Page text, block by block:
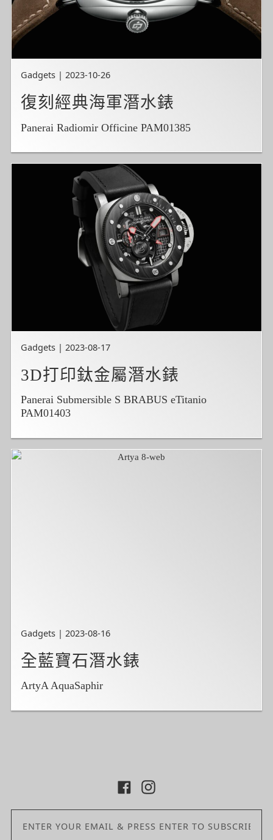
Gadgets | 2023-10-26
復刻經典海軍潛水錶
Panerai Radiomir Officine PAM01385
Gadgets | 2023-08-17
3D打印鈦金屬潛水錶
Panerai Submersible S BRABUS eTitanio
PAM01403
Gadgets | 2023-08-16
全藍寶石潛水錶
ArtyA AquaSaphir